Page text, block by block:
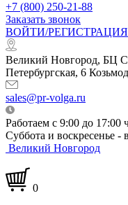
+7 (800) 250-21-88
Заказать звонок
ВОЙТИ/РЕГИСТРАЦИЯ
Великий Новгород, БЦ
Петербургская, 6
sales@pr-volga.ru
Работаем с 9:00 до 17:00
Суббота и воскресенье -
Великий Новгород
0